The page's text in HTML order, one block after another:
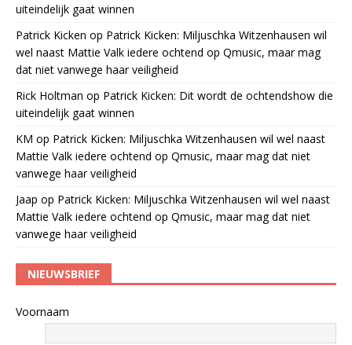
uiteindelijk gaat winnen
Patrick Kicken op Patrick Kicken: Miljuschka Witzenhausen wil
wel naast Mattie Valk iedere ochtend op Qmusic, maar mag
dat niet vanwege haar veiligheid
Rick Holtman op Patrick Kicken: Dit wordt de ochtendshow die
uiteindelijk gaat winnen
KM op Patrick Kicken: Miljuschka Witzenhausen wil wel naast
Mattie Valk iedere ochtend op Qmusic, maar mag dat niet
vanwege haar veiligheid
Jaap op Patrick Kicken: Miljuschka Witzenhausen wil wel naast
Mattie Valk iedere ochtend op Qmusic, maar mag dat niet
vanwege haar veiligheid
NIEUWSBRIEF
Voornaam